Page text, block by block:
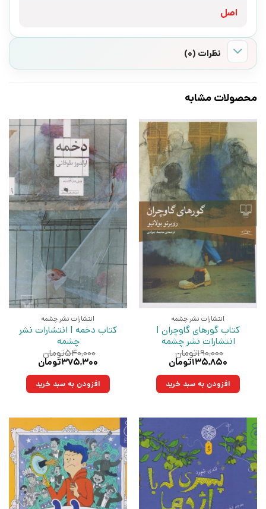
اصل
نظرات (0)
محصولات مشابه
انتشارات نشر چشمه
کتاب گورهای گاوچران |
انتشارات نشر چشمه
۱۹۰,۰۰۰تومان
قیمت
۱۹۰,۰۰۰تومان
بود.
۱۳۵,۸۵۰تومان
۱۳۵,۸۵۰تومان.افزودن به سبد خرید
انتشارات نشر چشمه
کتاب دخمه | انتشارات نشر
چشمه
۵۴۰,۰۰۰تومان
قیمت
۵۴۰,۰۰۰تومان
بود.
۳۷۵,۳۰۰تومان
۳۷۵,۳۰۰تومان.افزودن به سبد خرید